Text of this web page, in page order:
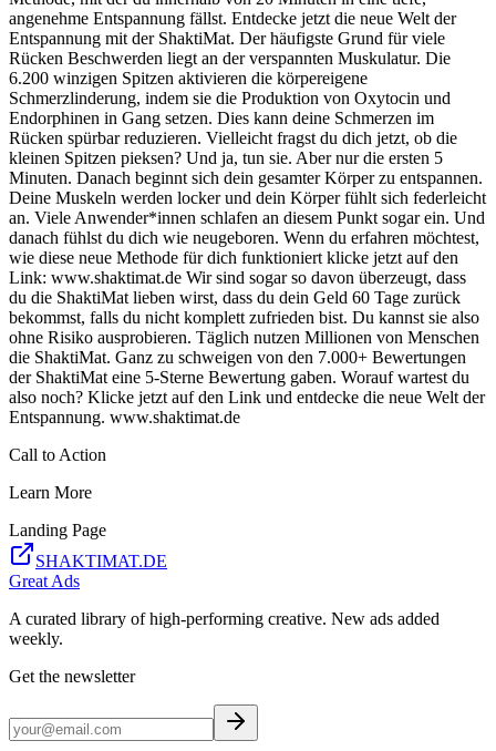
angenehme Entspannung fällst. Entdecke jetzt die neue Welt der
Entspannung mit der ShaktiMat. Der häufigste Grund für viele
Rücken Beschwerden liegt an der verspannten Muskulatur. Die
6.200 winzigen Spitzen aktivieren die körpereigene
Schmerzlinderung, indem sie die Produktion von Oxytocin und
Endorphinen in Gang setzen. Dies kann deine Schmerzen im
Rücken spürbar reduzieren. Vielleicht fragst du dich jetzt, ob die
kleinen Spitzen pieksen? Und ja, tun sie. Aber nur die ersten 5
Minuten. Danach beginnt sich dein gesamter Körper zu entspannen.
Deine Muskeln werden locker und dein Körper fühlt sich federleicht
an. Viele Anwender*innen schlafen an diesem Punkt sogar ein. Und
danach fühlst du dich wie neugeboren. Wenn du erfahren möchtest,
wie diese neue Methode für dich funktioniert klicke jetzt auf den
Link: www.shaktimat.de Wir sind sogar so davon überzeugt, dass
du die ShaktiMat lieben wirst, dass du dein Geld 60 Tage zurück
bekommst, falls du nicht komplett zufrieden bist. Du kannst sie also
ohne Risiko ausprobieren. Täglich nutzen Millionen von Menschen
die ShaktiMat. Ganz zu schweigen von den 7.000+ Bewertungen
der ShaktiMat eine 5-Sterne Bewertung gaben. Worauf wartest du
also noch? Klicke jetzt auf den Link und entdecke die neue Welt der
Entspannung. www.shaktimat.de
Call to Action
Learn More
Landing Page
SHAKTIMAT.DE
Great Ads
A curated library of high-performing creative. New ads added
weekly.
Get the newsletter